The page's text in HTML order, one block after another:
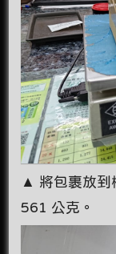
▲ 將包裹放到
561 公克。